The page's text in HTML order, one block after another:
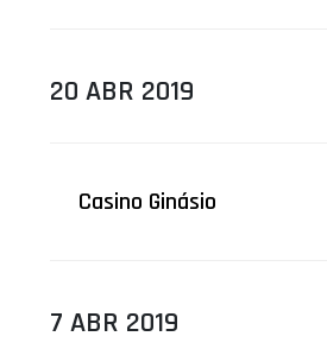
20 ABR 2019
Casino Ginásio
7 ABR 2019